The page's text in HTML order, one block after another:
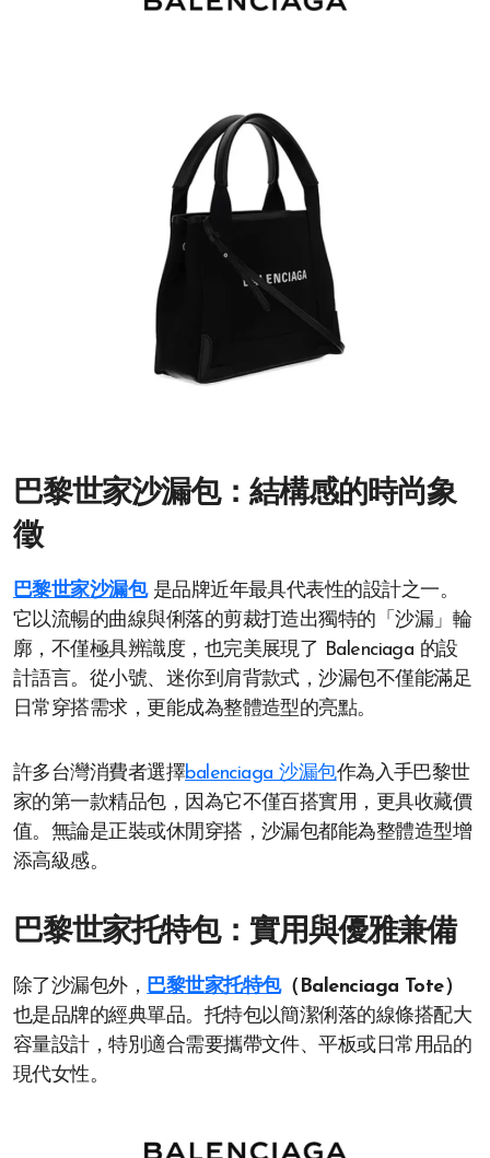
巴黎世家沙漏包：結構感的時尚象
徵
巴黎世家沙漏包是品牌近年最具代表性的設計之一。
它以流暢的曲線與俐落的剪裁打造出獨特的「沙漏」輪
廓，不僅極具辨識度，也完美展現了 Balenciaga 的設
計語言。從小號、迷你到肩背款式，沙漏包不僅能滿足
日常穿搭需求，更能成為整體造型的亮點。
許多台灣消費者選擇balenciaga 沙漏包作為入手巴黎世
家的第一款精品包，因為它不僅百搭實用，更具收藏價
值。無論是正裝或休閒穿搭，沙漏包都能為整體造型增
添高級感。
巴黎世家托特包：實用與優雅兼備
除了沙漏包外， 巴黎世家托特包（Balenciaga Tote）
也是品牌的經典單品。托特包以簡潔俐落的線條搭配大
容量設計，特別適合需要攜帶文件、平板或日常用品的
現代女性。